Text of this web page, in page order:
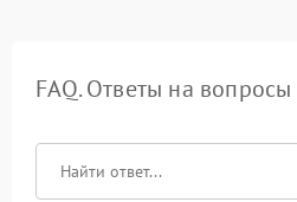
FAQ. Ответы на вопросы